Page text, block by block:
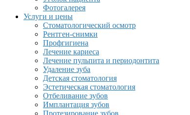
Фотогалерея
Услуги и цены
Стоматологический осмотр
Рентген-снимки
Профгигиена
Лечение кариеса
Лечение пульпита и периодонтита
Удаление зуба
Детская стоматология
Эстетическая стоматология
Отбеливание зубов
Имплантация зубов
Протезирование зубов